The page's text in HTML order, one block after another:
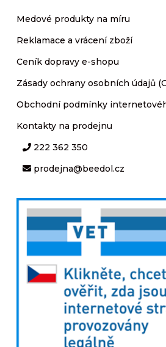
Medové produkty na míru
Reklamace a vrácení zboží
Ceník dopravy e-shopu
Zásady ochrany osobních údajů
Obchodní podmínky
Kontakty na prodejnu
222 362 350
prodejna@beedol.cz